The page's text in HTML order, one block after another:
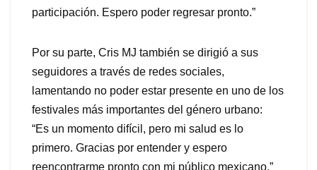
participación. Espero poder regresar pronto.”
Por su parte, Cris MJ también se dirigió a sus
seguidores a través de redes sociales,
lamentando no poder estar presente en uno de los
festivales más importantes del género urbano:
“Es un momento difícil, pero mi salud es lo
primero. Gracias por entender y espero
reencontrarme pronto con mi público mexicano.”